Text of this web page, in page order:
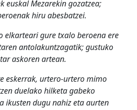
euskal Mezarekin gozatzea;
hiru abesbatzei.
elkarteari gure txalo beroena ere
antolakuntzagatik; gustuko
askoren artean.
eskerrak, urtero-urtero mimo
duelako hilketa gabeko
ikusten dugu nahiz eta aurten